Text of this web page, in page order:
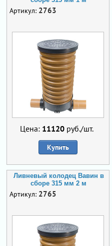
Артикул: 2763
Цена: 11120 руб./шт.
Купить
Ливневый колодец Вавин в
сборе 315 мм 2 м
Артикул: 2765